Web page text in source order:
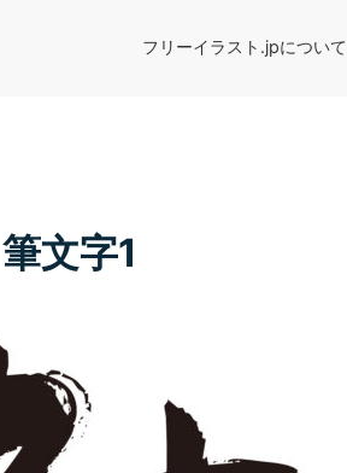
フリーイラスト.jpについて
文字1